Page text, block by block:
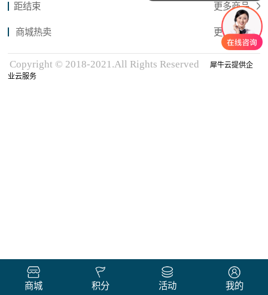
距结束 更多商品
商城热卖 更多商品
Copyright © 2018-2021.All Rights Reserved
犀牛云提供企
业云服务
商城 积分 活动 我的